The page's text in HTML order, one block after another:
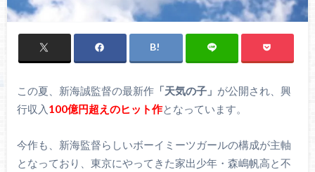
この夏、新海誠監督の最新作「天気の子」 が公開され、興
行収入 100億円超えのヒット作となっています。
今作も、新海監督らしいボーイミーツガールの構成が主軸
となっており、東京にやってきた家出少年・森嶋帆高と不